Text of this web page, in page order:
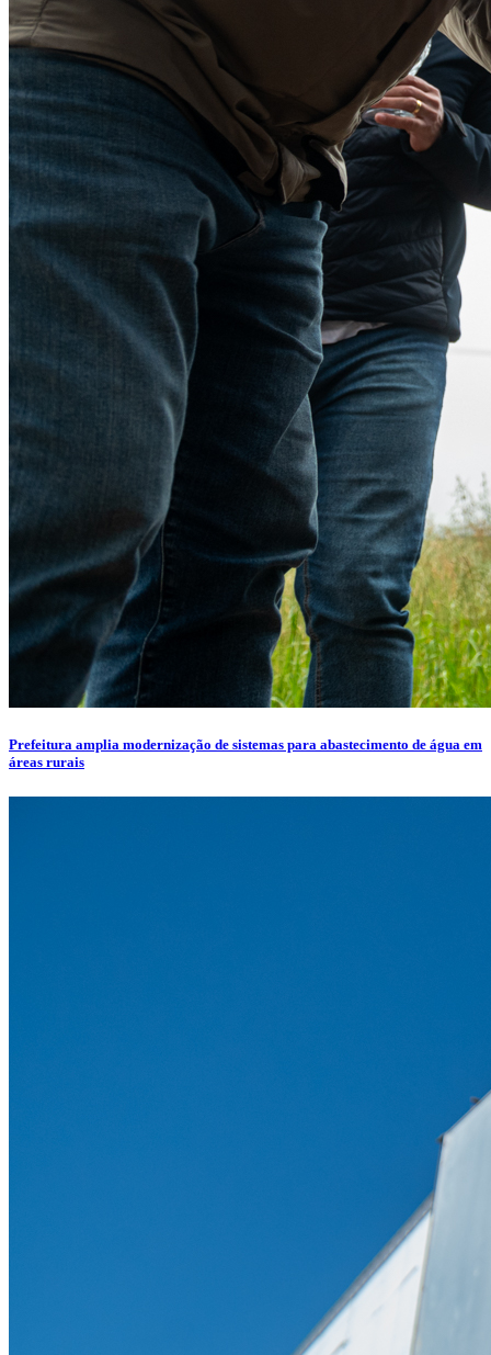
Prefeitura amplia modernização de sistemas para abastecimento de água em
áreas rurais